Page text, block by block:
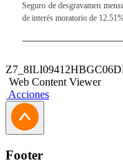
Seguro de desgravamen
de interés moratorio de
Web Content Viewer
Acciones
Footer